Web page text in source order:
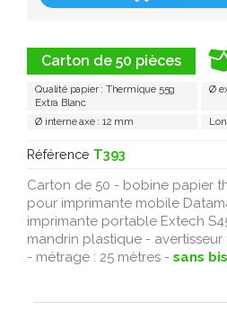
Carton de 50 pièces
Qualité papier : Thermique 55g
Extra Blanc
Ø
Ø interne axe : 12 mm
Référence T393
Carton de 50 - bobine papier
pour imprimante mobile
imprimante portable Extech
mandrin plastique -
- métrage : 25 mètres - sans